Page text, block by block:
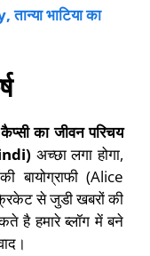
भाटिया का
का जीवन परिचय
अच्छा लगा होगा,
बायोग्राफी (Alice
से जुडी खबरों की
है हमारे ब्लॉग में बने